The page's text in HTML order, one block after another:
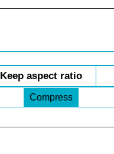
Keep aspect ratio